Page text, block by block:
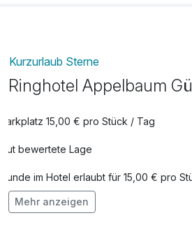
Extra HeimatGenuss-
pro Person
pro Stück
Flasche Champagner
pro Stück
Kurzurlaub Sterne
Ringhotel Appelbaum
Parkplatz 15,00 € pro Stück / Tag
Gut bewertete Lage
Hunde im Hotel erlaubt für 15,00 € pro
Auch vegetarische Speisen
Mehr anzeigen